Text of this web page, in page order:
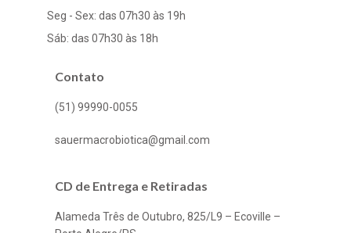
Seg - Sex: das 07h30 às 19h
Sáb: das 07h30 às 18h
Contato
(51) 99990-0055
sauermacrobiotica@gmail.com
CD de Entrega e Retiradas
Alameda Três de Outubro, 825/L9 – Ecoville –